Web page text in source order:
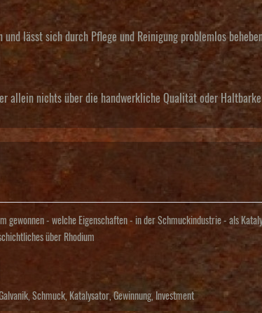
lässt sich durch Pflege und Reinigung problemlos
allein nichts über die handwerkliche Qualität oder
gewonnen - welche Eigenschaften - in der Schmuckindustrie - als
über Rhodium
,Schmuck, Katalysator ,Gewinnung, Investment